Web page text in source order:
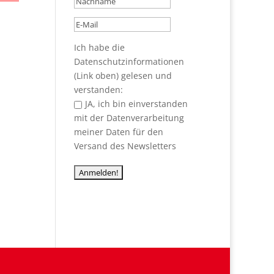
Ich habe die
Datenschutzinformationen
(Link oben) gelesen und
verstanden:
JA, ich bin einverstanden
mit der Datenverarbeitung
meiner Daten für den
Versand des Newsletters